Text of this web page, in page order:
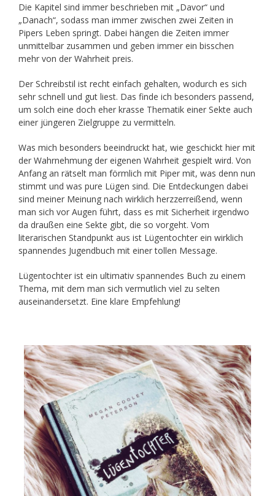
Die Kapitel sind immer beschrieben mit „Davor“ und
„Danach“, sodass man immer zwischen zwei Zeiten in
Pipers Leben springt. Dabei hängen die Zeiten immer
unmittelbar zusammen und geben immer ein bisschen
mehr von der Wahrheit preis.
Der Schreibstil ist recht einfach gehalten, wodurch es sich
sehr schnell und gut liest. Das finde ich besonders passend,
um solch eine doch eher krasse Thematik einer Sekte auch
einer jüngeren Zielgruppe zu vermitteln.
Was mich besonders beeindruckt hat, wie geschickt hier mit
der Wahrnehmung der eigenen Wahrheit gespielt wird. Von
Anfang an rätselt man förmlich mit Piper mit, was denn nun
stimmt und was pure Lügen sind. Die Entdeckungen dabei
sind meiner Meinung nach wirklich herzzerreißend, wenn
man sich vor Augen führt, dass es mit Sicherheit irgendwo
da draußen eine Sekte gibt, die so vorgeht. Vom
literarischen Standpunkt aus ist Lügentochter ein wirklich
spannendes Jugendbuch mit einer tollen Message.
Lügentochter ist ein ultimativ spannendes Buch zu einem
Thema, mit dem man sich vermutlich viel zu selten
auseinandersetzt. Eine klare Empfehlung!